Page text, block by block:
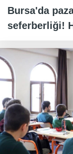
Bursa'da
seferberliği!